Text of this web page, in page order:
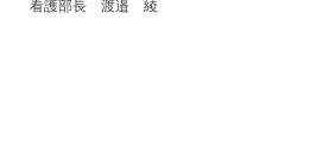
看護部長 渡邉 綾